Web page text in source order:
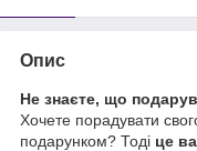
Опис
Не знаєте, що
Хочете порадувати
подарунком? Тоді це